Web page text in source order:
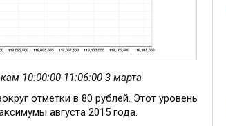
10:00:00-11:06:00 3 марта
отметки в 80 рублей. Этот уровень
августа 2015 года.